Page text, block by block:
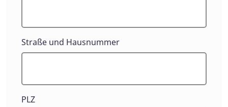
Straße und Hausnummer
PLZ